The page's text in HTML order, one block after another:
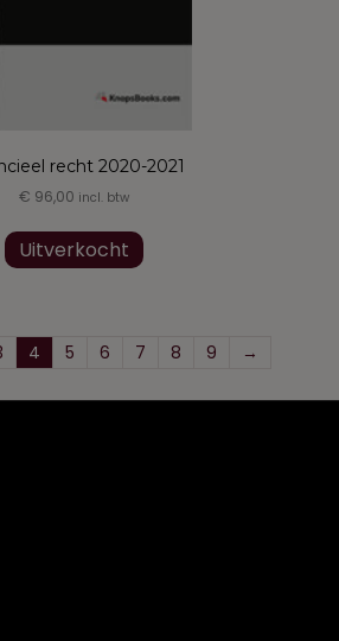
recht 2020-2021
€ 96,00 incl. btw
Uitverkocht
4 5 6 7 8 9 →